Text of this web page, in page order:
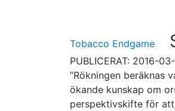
Tobacco Endgame
PUBLICERAT: 2016-
”Rökningen beräknas
ökande kunskap om
perspektivskifte för